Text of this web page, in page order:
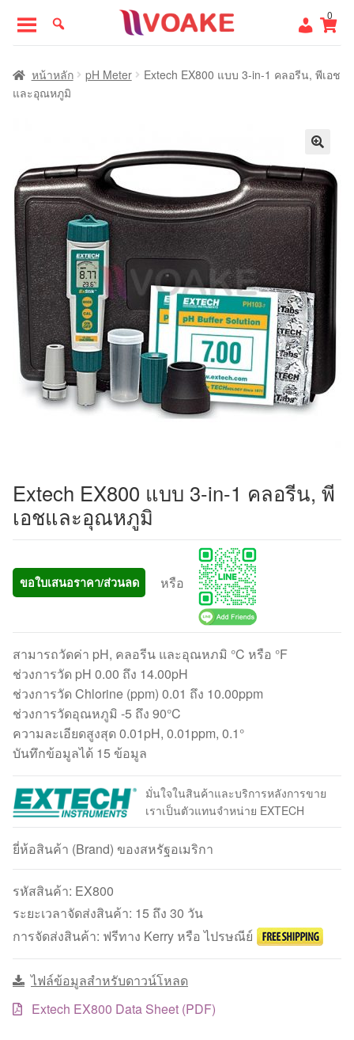
to
navigation
to
content
0
หน้าแรก
หน้าหลัก pH Meter
Extech EX800 แบบ 3-in-1 คลอรีน, พีเอช
และอุณหภูมิ
Extech EX800 แบบ 3-in-1 คลอรีน, พี
เอชและอุณหภูมิ
ขอใบเสนอราคา/ส่วนลด หรือ
สามารถวัดค่า pH, คลอรีน และอุณหภมิ °C หรือ °F
ช่วงการวัด pH 0.00 ถึง 14.00pH
ช่วงการวัด Chlorine (ppm) 0.01 ถึง 10.00ppm
ช่วงการวัดอุณหภูมิ -5 ถึง 90°C
ความละเอียดสูงสุด 0.01pH, 0.01ppm, 0.1°
บันทึกข้อมูลได้ 15 ข้อมูล
มั่นใจในสินค้าและบริการหลังการขาย
เราเป็นตัวแทนจำหน่าย EXTECH
ยี่ห้อสินค้า (Brand) ของสหรัฐอเมริกา
รหัสสินค้า: EX800
ระยะเวลาจัดส่งสินค้า: 15 ถึง 30 วัน
การจัดส่งสินค้า: ฟรีทาง Kerry หรือ ไปรษณีย์
ไฟล์ข้อมูลสำหรับดาวน์โหลด
Extech EX800 Data Sheet (PDF)